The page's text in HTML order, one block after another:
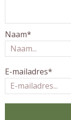
Naam*
E-mailadres*